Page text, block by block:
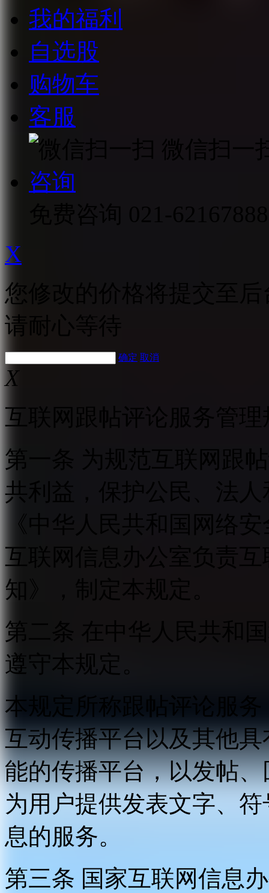
我的福利
自选股
购物车
客服
咨询
X
您修改的价格将提交至
请耐心等待
确定 取消
X
互联网跟帖评论服务管理
第一条 为规范互联网跟
共利益，保护公民、法
《中华人民共和国网络
互联网信息办公室负责
知》，制定本规定。
第二条 在中华人民共和
遵守本规定。
本规定所称跟帖评论服
互动传播平台以及其他
能的传播平台，以发帖
为用户提供发表文字、
息的服务。
第三条 国家互联网信息